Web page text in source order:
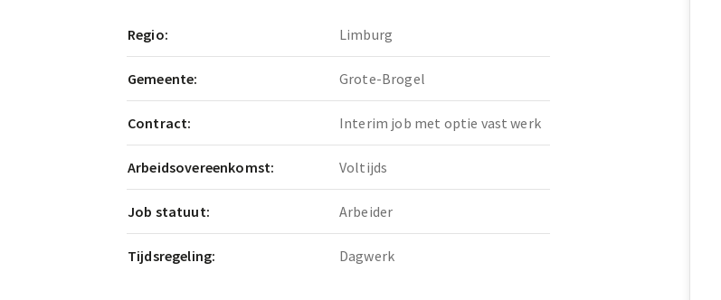
Regio: Limburg
Gemeente: Grote-Brogel
Contract: Interim job met optie vast werk
Arbeidsovereenkomst: Voltijds
Job statuut: Arbeider
Tijdsregeling: Dagwerk